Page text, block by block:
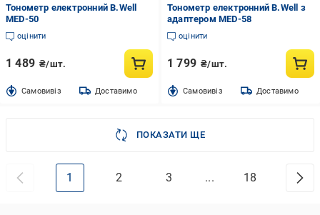
Тонометр електронний B.Well
MED-50
оцінити
1 489 ₴/шт.
Cамовивіз Доставимо
Тонометр електронний B.Well з
адаптером MED-58
оцінити
1 799 ₴/шт.
Cамовивіз Доставимо
ПОКАЗАТИ ЩЕ
1 2 3 ... 18